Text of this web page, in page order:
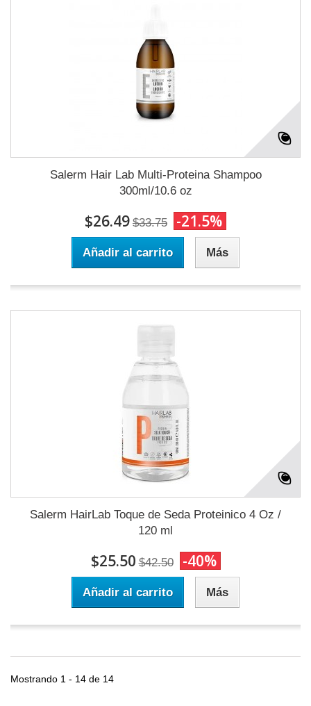
Salerm Hair Lab Multi-Proteina Shampoo
300ml/10.6 oz
$26.49 $33.75 -21.5%
Añadir al carrito Más
Salerm HairLab Toque de Seda Proteinico 4 Oz /
120 ml
$25.50 $42.50 -40%
Añadir al carrito Más
Mostrando 1 - 14 de 14